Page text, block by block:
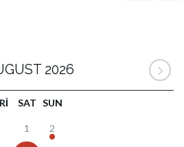
2026
SAT SUN
1 2